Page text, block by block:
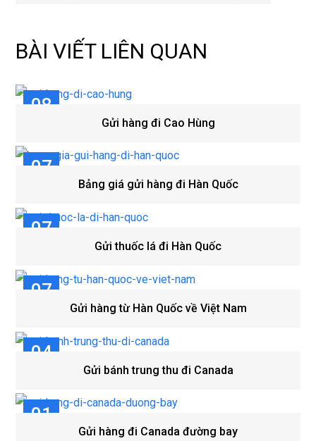
BÀI VIẾT LIÊN QUAN
08
Gửi hàng đi Cao Hùng
07
Bảng giá gửi hàng đi Hàn Quốc
07
Gửi thuốc lá đi Hàn Quốc
07
Gửi hàng từ Hàn Quốc về Việt Nam
04
Gửi bánh trung thu đi Canada
01
Gửi hàng đi Canada đường bay